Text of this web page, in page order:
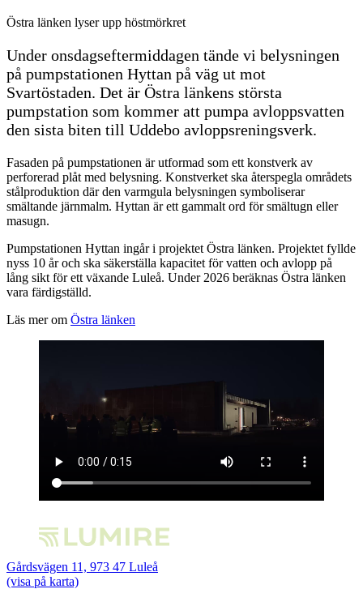
Östra länken lyser upp höstmörkret
Under onsdagseftermiddagen tände vi belysningen
på pumpstationen Hyttan på väg ut mot
Svartöstaden. Det är Östra länkens största
pumpstation som kommer att pumpa avloppsvatten
den sista biten till Uddebo avloppsreningsverk.
Fasaden på pumpstationen är utformad som ett konstverk av
perforerad plåt med belysning. Konstverket ska återspegla områdets
stålproduktion där den varmgula belysningen symboliserar
smältande järnmalm. Hyttan är ett gammalt ord för smältugn eller
masugn.
Pumpstationen Hyttan ingår i projektet Östra länken. Projektet fyllde
nyss 10 år och ska säkerställa kapacitet för vatten och avlopp på
lång sikt för ett växande Luleå. Under 2026 beräknas Östra länken
vara färdigställd.
Läs mer om Östra länken
Gårdsvägen 11, 973 47 Luleå
(visa på karta)